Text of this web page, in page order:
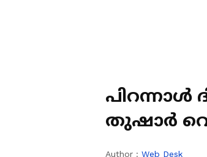
പിറന്നാൾ
തുഷാർ വെളളാപ്പളളി മുഖ്യമന്ത്രിയുടെ
Author : Web Desk